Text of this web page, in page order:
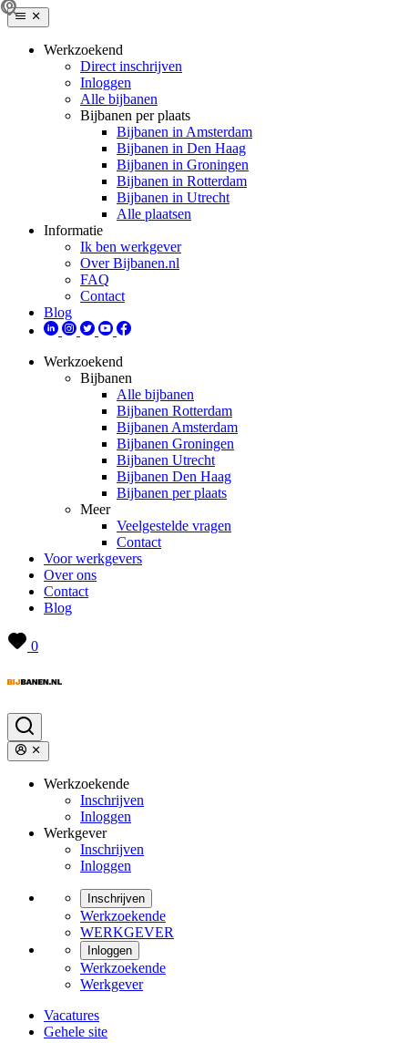
Werkzoekend
Direct inschrijven
Inloggen
Alle bijbanen
Bijbanen per plaats
Bijbanen in Amsterdam
Bijbanen in Den Haag
Bijbanen in Groningen
Bijbanen in Rotterdam
Bijbanen in Utrecht
Alle plaatsen
Informatie
Ik ben werkgever
Over Bijbanen.nl
FAQ
Contact
Blog
Werkzoekend
Bijbanen
Alle bijbanen
Bijbanen Rotterdam
Bijbanen Amsterdam
Bijbanen Groningen
Bijbanen Utrecht
Bijbanen Den Haag
Bijbanen per plaats
Meer
Veelgestelde vragen
Contact
Voor werkgevers
Over ons
Contact
Blog
0
Werkzoekende
Inschrijven
Inloggen
Werkgever
Inschrijven
Inloggen
Inschrijven
Werkzoekende
WERKGEVER
Inloggen
Werkzoekende
Werkgever
Vacatures
Gehele site